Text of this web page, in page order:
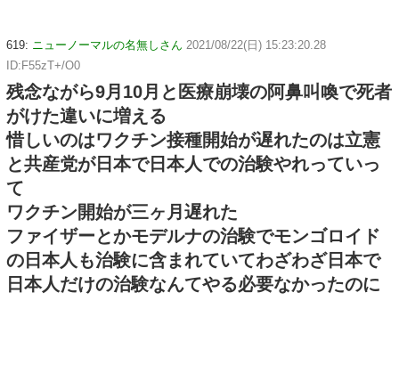
619: ニューノーマルの名無しさん 2021/08/22(日) 15:23:20.28
ID:F55zT+/O0
残念ながら9月10月と医療崩壊の阿鼻叫喚で死者
がけた違いに増える
惜しいのはワクチン接種開始が遅れたのは立憲
と共産党が日本で日本人での治験やれっていっ
て
ワクチン開始が三ヶ月遅れた
ファイザーとかモデルナの治験でモンゴロイド
の日本人も治験に含まれていてわざわざ日本で
日本人だけの治験なんてやる必要なかったのに